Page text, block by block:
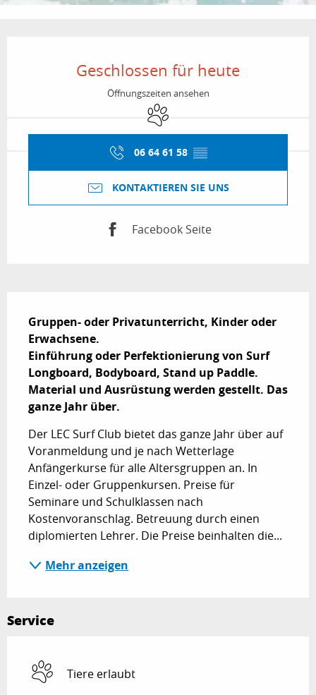
Geschlossen für heute
Öffnungszeiten ansehen
Tiere erlaubt
06 64 61 58 ▒▒
KONTAKTIEREN SIE UNS
Facebook Seite
Gruppen- oder Privatunterricht, Kinder oder
Erwachsene.
Einführung oder Perfektionierung von Surf
Longboard, Bodyboard, Stand up Paddle.
Material und Ausrüstung werden gestellt. Das
ganze Jahr über.
Der LEC Surf Club bietet das ganze Jahr über auf
Voranmeldung und je nach Wetterlage
Anfängerkurse für alle Altersgruppen an. In
Einzel- oder Gruppenkursen. Preise für
Seminare und Schulklassen nach
Kostenvoranschlag. Betreuung durch einen
diplomierten Lehrer. Die Preise beinhalten die...
Mehr anzeigen
Service
Tiere erlaubt